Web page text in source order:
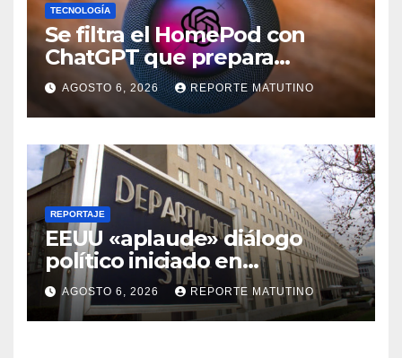
TECNOLOGÍA
Se filtra el HomePod con
ChatGPT que prepara
OpenAI y su diseño es una
locura
AGOSTO 6, 2026 REPORTE MATUTINO
REPORTAJE
EEUU «aplaude» diálogo
político iniciado en
Venezuela
AGOSTO 6, 2026 REPORTE MATUTINO